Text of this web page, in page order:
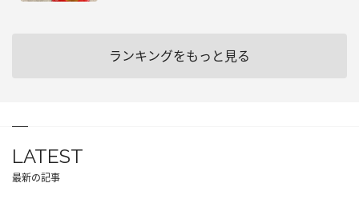
ランキングをもっと見る
LATEST
最新の記事